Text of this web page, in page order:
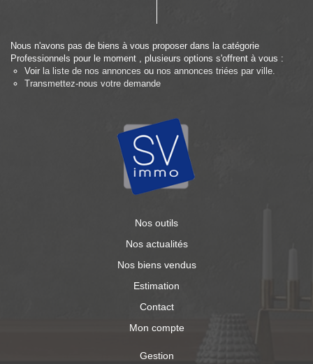
Nous n'avons pas de biens à vous proposer dans la catégorie
Professionnels pour le moment , plusieurs options s'offrent à vous :
Voir la liste de nos annonces ou nos annonces triées par ville.
Transmettez-nous votre demande
Nos outils
Nos actualités
Nos biens vendus
Estimation
Contact
Mon compte
Gestion